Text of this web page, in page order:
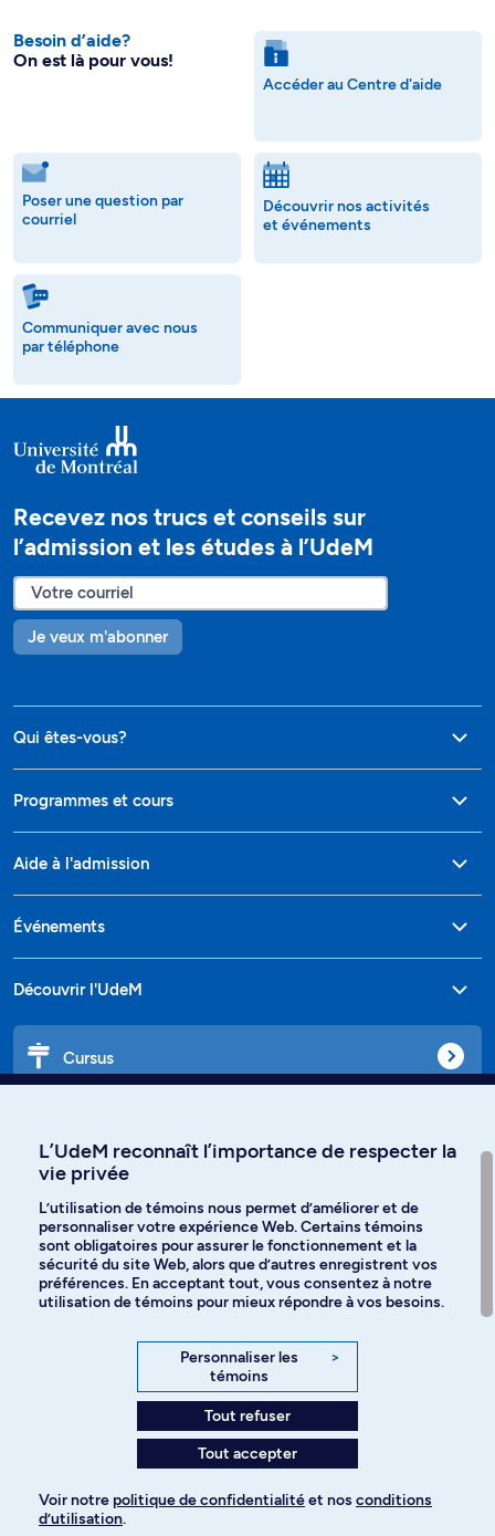
Besoin d’aide?
On est là pour vous!
Accéder au Centre d'aide
Poser une question par
courriel
Découvrir nos activités
et événements
Communiquer avec nous
par téléphone
Recevez nos trucs et conseils sur
l’admission et les études à l’UdeM
Je veux m'abonner
Qui êtes-vous?
Programmes et cours
Aide à l'admission
Événements
Découvrir l'UdeM
Cursus
Langues
Facebook Instagram
YouTube
Politique de confidentialité
L’UdeM reconnaît l’importance de respecter la
vie privée
L’utilisation de témoins nous permet d’améliorer et de
personnaliser votre expérience Web. Certains témoins
sont obligatoires pour assurer le fonctionnement et la
sécurité du site Web, alors que d’autres enregistrent vos
préférences. En acceptant tout, vous consentez à notre
utilisation de témoins pour mieux répondre à vos besoins.
Personnaliser les
témoins
>
Tout refuser
Tout accepter
Voir notre politique de confidentialitéet nos conditions
d’utilisation.